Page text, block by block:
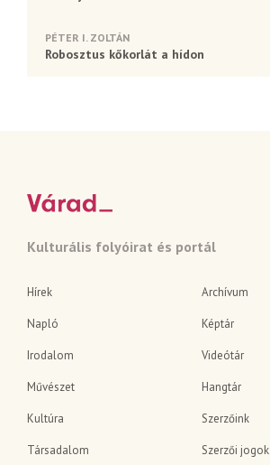
PÉTER I. ZOLTÁN
Robosztus kőkorlát a hídon
Kulturális folyóirat és portál
Hírek
Napló
Irodalom
Művészet
Kultúra
Társadalom
Archívum
Képtár
Videótár
Hangtár
Szerzőink
Szerzői jogok